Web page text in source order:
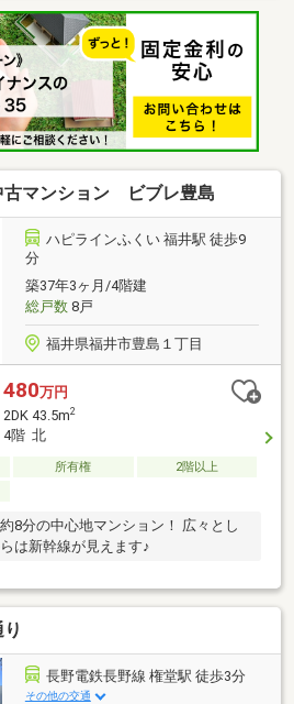
マンション ビブレ豊島
ハピラインふくい 福井駅 徒歩9
分
築37年3ヶ月/4階建
総戸数8戸
福井県福井市豊島１丁目
480万円
2DK 43.5m2
4階 北
所有権
2階以上
8分の中心地マンション！ 広々とし
は新幹線が見えます♪
長野電鉄長野線 権堂駅 徒歩3分
その他の交通